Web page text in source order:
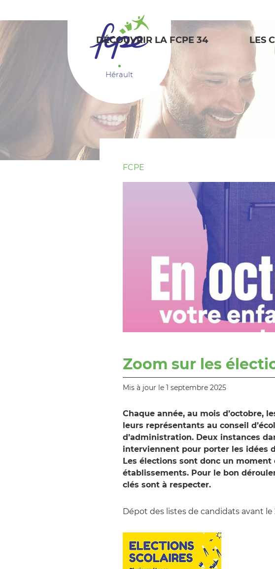
Hérault
DÉCOUVRIR LA FCPE 34 LES
FCPE
Zoom sur les
Mis à jour le 1 septembre 2025
Chaque année, au mois d’octobre,
leurs représentants au conseil
d’administration. Deux instances
interviennent pour porter les idées
Les élections sont donc un
établissements. Pour le bon
clés sont à respecter.
Dépot des listes de candidats avant